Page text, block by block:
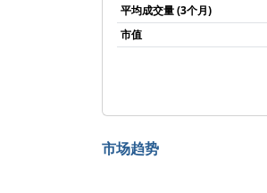
平均成交量 (3个月)
市值
市场趋势